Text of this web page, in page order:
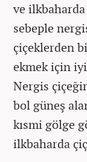
ve
sebeple
çiçeklerden
ekmek için
Nergis
bol güneş
kısmi gölge
ilkbaharda